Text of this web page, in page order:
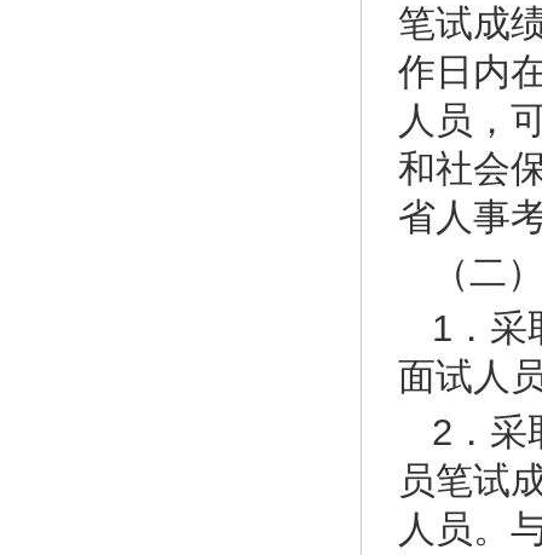
笔试成
作日内
人员，
和社会
省人事
（二
1．采
面试人
2．采
员笔试
人员。